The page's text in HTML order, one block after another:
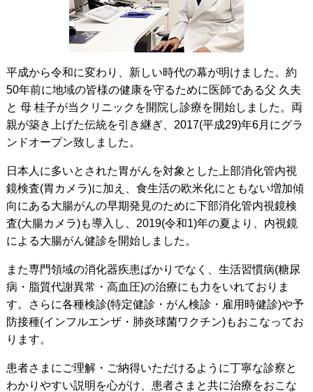
平成から令和に変わり、新しい時代の幕が明けました。約
50年前に地域の皆様の健康を守るために医師である父 久夫
と 母 桂子が当クリニックを開院し診療を開始しました。両
親が築き上げた伝統を引き継ぎ、2017(平成29)年6月にグラ
ンドオープン致しました。
日本人に多いとされた胃がんを対象とした上部消化管内視
鏡検査(胃カメラ)に加え、食生活の欧米化にともない増加傾
向にある大腸がんの早期発見のために下部消化管内視鏡検
査(大腸カメラ)も導入し、2019(令和1)年の夏より、内視鏡
による大腸がん健診を開始しました。
また専門領域の消化器疾患ばかりでなく、生活習慣病(糖尿
病・脂質代謝異常・高血圧)の治療にも力をいれておりま
す。さらに各種検診(特定健診・がん検診・雇用時健診)や予
防接種(インフルエンザ・肺炎球菌ワクチン)もおこなってお
ります。
患者さまにご理解・ご納得いただけるように丁寧な診察と
わかりやすい説明を心がけ、患者さまと共に治療をおこな